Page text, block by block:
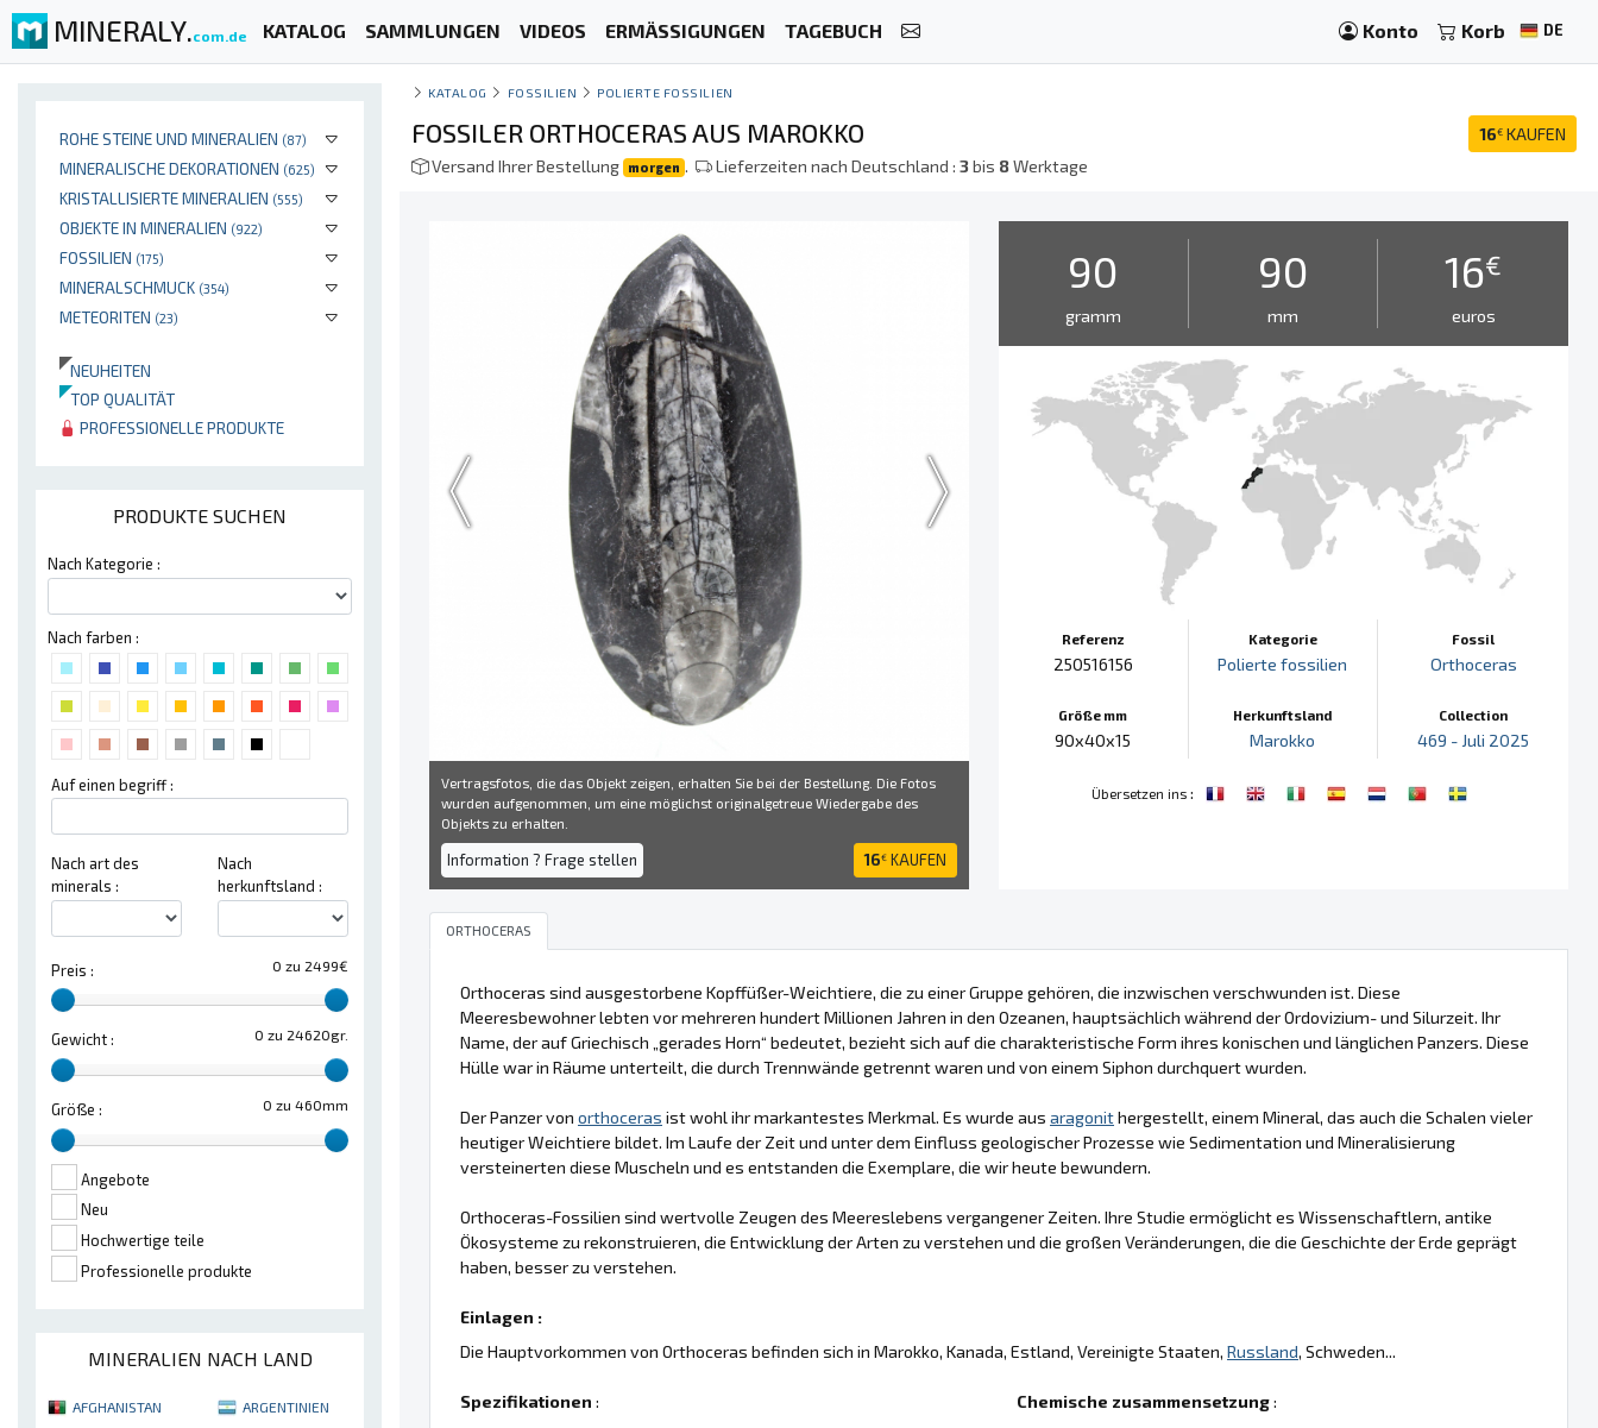
MINERALY.com.de KATALOG SAMMLUNGEN VIDEOS ERMÄSSIGUNGEN TAGEBUCH Konto Korb DE
ROHE STEINE UND MINERALIEN (87)
MINERALISCHE DEKORATIONEN (625)
KRISTALLISIERTE MINERALIEN (555)
OBJEKTE IN MINERALIEN (922)
FOSSILIEN (175)
MINERALSCHMUCK (354)
METEORITEN (23)
NEUHEITEN
TOP QUALITÄT
PROFESSIONELLE PRODUKTE
PRODUKTE SUCHEN
Nach Kategorie :
Nach farben :
Auf einen begriff :
Nach art des
minerals :
Nach
herkunftsland :
0 zu 2499€
Preis :
0 zu 24620gr.
Gewicht :
0 zu 460mm
Größe :
Angebote
Neu
Hochwertige teile
Professionelle produkte
MINERALIEN NACH LAND
AFGHANISTAN ARGENTINIEN
KATALOG FOSSILIEN POLIERTE FOSSILIEN
16€ KAUFEN
FOSSILER ORTHOCERAS AUS MAROKKO
Versand Ihrer Bestellung morgen . Lieferzeiten nach Deutschland :3bis 8Werktage
Vertragsfotos, die das Objekt zeigen, erhalten Sie bei der Bestellung. Die Fotos
wurden aufgenommen, um eine möglichst originalgetreue Wiedergabe des
Objekts zu erhalten.
Information ? Frage stellen 16€ KAUFEN
90
gramm
90
mm
16€
euros
Referenz
250516156
Größe mm
90x40x15
Kategorie
Polierte fossilien
Herkunftsland
Marokko
Fossil
Orthoceras
Collection
469 - Juli 2025
Übersetzen ins :
ORTHOCERAS
Orthoceras sind ausgestorbene Kopffüßer-Weichtiere, die zu einer Gruppe gehören, die inzwischen verschwunden ist. Diese
Meeresbewohner lebten vor mehreren hundert Millionen Jahren in den Ozeanen, hauptsächlich während der Ordovizium- und Silurzeit. Ihr
Name, der auf Griechisch „gerades Horn“ bedeutet, bezieht sich auf die charakteristische Form ihres konischen und länglichen Panzers. Diese
Hülle war in Räume unterteilt, die durch Trennwände getrennt waren und von einem Siphon durchquert wurden.
Der Panzer von orthoceras ist wohl ihr markantestes Merkmal. Es wurde aus aragonithergestellt, einem Mineral, das auch die Schalen vieler
heutiger Weichtiere bildet. Im Laufe der Zeit und unter dem Einfluss geologischer Prozesse wie Sedimentation und Mineralisierung
versteinerten diese Muscheln und es entstanden die Exemplare, die wir heute bewundern.
Orthoceras-Fossilien sind wertvolle Zeugen des Meereslebens vergangener Zeiten. Ihre Studie ermöglicht es Wissenschaftlern, antike
Ökosysteme zu rekonstruieren, die Entwicklung der Arten zu verstehen und die großen Veränderungen, die die Geschichte der Erde geprägt
haben, besser zu verstehen.
Einlagen :
Die Hauptvorkommen von Orthoceras befinden sich in Marokko, Kanada, Estland, Vereinigte Staaten, Russland, Schweden...
Spezifikationen : Chemische zusammensetzung: